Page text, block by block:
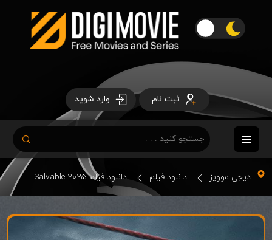
ثبت نام وارد شوید
دیجی موویز دانلود فیلم دانلود فیلم Salvable 2025